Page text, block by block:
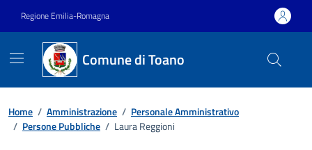
Regione Emilia-Romagna
Comune di Toano
Home / Amministrazione / Personale Amministrativo
/ Persone Pubbliche / Laura Reggioni